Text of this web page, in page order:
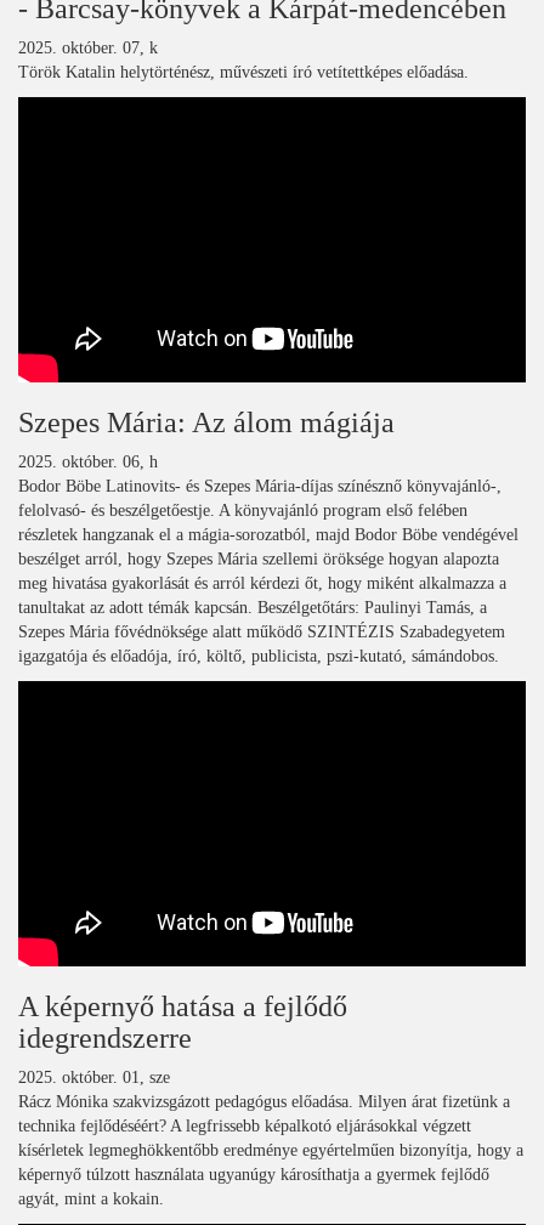
- Barcsay-könyvek a Kárpát-medencében
2025. október. 07, k
Török Katalin helytörténész, művészeti író vetítettképes előadása.
Szepes Mária: Az álom mágiája
2025. október. 06, h
Bodor Böbe Latinovits- és Szepes Mária-díjas színésznő könyvajánló-,
felolvasó- és beszélgetőestje. A könyvajánló program első felében
részletek hangzanak el a mágia-sorozatból, majd Bodor Böbe vendégével
beszélget arról, hogy Szepes Mária szellemi öröksége hogyan alapozta
meg hivatása gyakorlását és arról kérdezi őt, hogy miként alkalmazza a
tanultakat az adott témák kapcsán. Beszélgetőtárs: Paulinyi Tamás, a
Szepes Mária fővédnöksége alatt működő SZINTÉZIS Szabadegyetem
igazgatója és előadója, író, költő, publicista, pszi-kutató, sámándobos.
A képernyő hatása a fejlődő
idegrendszerre
2025. október. 01, sze
Rácz Mónika szakvizsgázott pedagógus előadása. Milyen árat fizetünk a
technika fejlődéséért? A legfrissebb képalkotó eljárásokkal végzett
kísérletek legmeghökkentőbb eredménye egyértelműen bizonyítja, hogy a
képernyő túlzott használata ugyanúgy károsíthatja a gyermek fejlődő
agyát, mint a kokain.